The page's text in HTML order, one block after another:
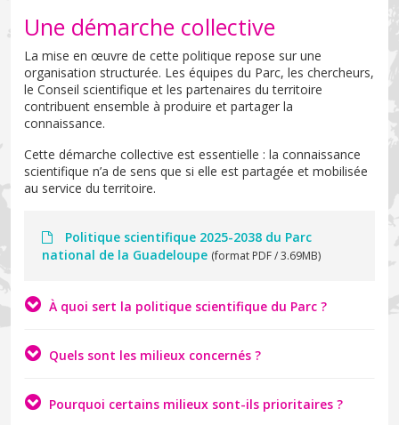
Une démarche collective
La mise en œuvre de cette politique repose sur une
organisation structurée. Les équipes du Parc, les chercheurs,
le Conseil scientifique et les partenaires du territoire
contribuent ensemble à produire et partager la
connaissance.
Cette démarche collective est essentielle : la connaissance
scientifique n’a de sens que si elle est partagée et mobilisée
au service du territoire.
Politique scientifique 2025-2038 du Parc
national de la Guadeloupe (format PDF / 3.69MB)
À quoi sert la politique scientifique du Parc ?
Quels sont les milieux concernés ?
Pourquoi certains milieux sont-ils prioritaires ?